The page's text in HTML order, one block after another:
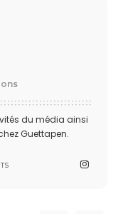
du média ainsi
Guettapen.